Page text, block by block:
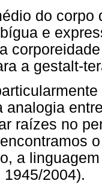
do
e
a gestalt-
analogia
raízes no
a
1945/2004).